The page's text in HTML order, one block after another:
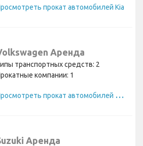
прокат автомобилей Kia
Аренда
транспортных средств: 2
компании: 1
П
росмотреть прокат автомобилей Volkswagen
Аренда